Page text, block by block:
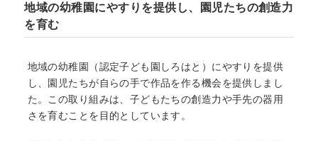
地域の幼稚園にやすりを提供し、園児たちの創造力
を育む
地域の幼稚園（認定子ども園しろはと）にやすりを提供
し、園児たちが自らの手で作品を作る機会を提供しまし
た。この取り組みは、子どもたちの創造力や手先の器用
さを育むことを目的としています。